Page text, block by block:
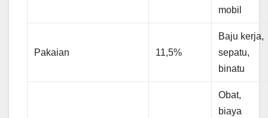
mobil
Pakaian 11,5%
Baju kerja,
sepatu,
binatu
Obat,
biaya